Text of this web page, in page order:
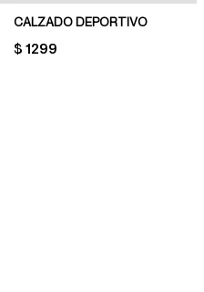
CALZADO DEPORTIVO
PRICE:
$ 1299